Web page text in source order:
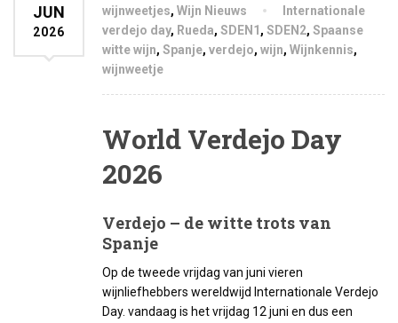
JUN
2026
wijnweetjes, Wijn Nieuws
Internationale
verdejo day, Rueda, SDEN1 , SDEN2, Spaanse
witte wijn, Spanje, verdejo, wijn, Wijnkennis,
wijnweetje
World Verdejo Day
2026
Verdejo – de witte trots van
Spanje
Op de tweede vrijdag van juni vieren
wijnliefhebbers wereldwijd Internationale Verdejo
Day. vandaag is het vrijdag 12 juni en dus een